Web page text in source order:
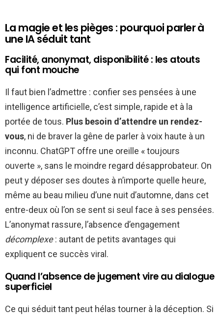
La magie et les pièges : pourquoi parler à
une IA séduit tant
Facilité, anonymat, disponibilité : les atouts
qui font mouche
Il faut bien l’admettre : confier ses pensées à une
intelligence artificielle, c’est simple, rapide et à la
portée de tous. Plus besoin d’attendre un rendez-
vous, ni de braver la gêne de parler à voix haute à un
inconnu. ChatGPT offre une oreille « toujours
ouverte », sans le moindre regard désapprobateur. On
peut y déposer ses doutes à n’importe quelle heure,
même au beau milieu d’une nuit d’automne, dans cet
entre-deux où l’on se sent si seul face à ses pensées.
L’anonymat rassure, l’absence d’engagement
décomplexe: autant de petits avantages qui
expliquent ce succès viral.
Quand l’absence de jugement vire au dialogue
superficiel
Ce qui séduit tant peut hélas tourner à la déception. Si